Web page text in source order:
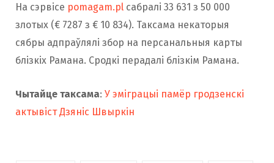
На сэрвісе pomagam.pl сабралі 33 631 з 50 000
злотых (€ 7287 з € 10 834). Таксама некаторыя
сябры адпраўлялі збор на персанальныя карты
блізкіх Рамана. Сродкі перадалі блізкім Рамана.
Чытайце таксама: У эміграцыі памёр гродзенскі
актывіст Дзяніс Швыркін